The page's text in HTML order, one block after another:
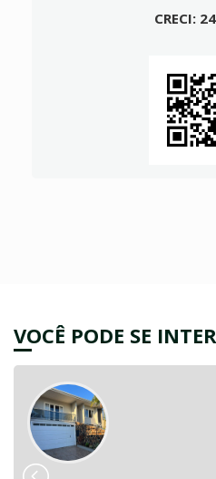
CRECI:
VOCÊ PODE SE